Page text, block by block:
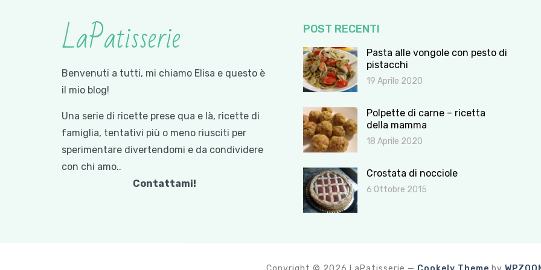
LaPatisserie
Benvenuti a tutti, mi chiamo Elisa e questo è
il mio blog!
Una serie di ricette prese qua e là, ricette di
famiglia, tentativi più o meno riusciti per
sperimentare divertendomi e da condividere
con chi amo..
Contattami!
POST RECENTI
Pasta alle vongole con pesto di
pistacchi
19 Aprile 2020
Polpette di carne – ricetta
della mamma
18 Aprile 2020
Crostata di nocciole
6 Ottobre 2015